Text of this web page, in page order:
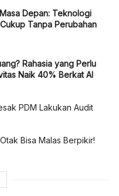
Depan: Teknologi
Tanpa Perubahan
Rahasia yang Perlu
Naik 40% Berkat AI
PDM Lakukan Audit
Bisa Malas Berpikir!